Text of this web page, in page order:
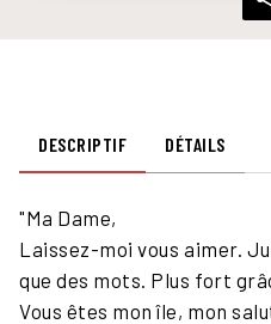
DESCRIPTIF DÉTAILS
"Ma Dame,
Laissez-moi vous aimer.
que des mots. Plus fort
Vous êtes mon île, mon